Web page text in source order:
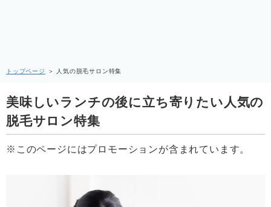
トップページ ＞ 人気の脱毛サロン特集
美味しいランチの後に立ち寄りたい人気の
脱毛サロン特集
※このページにはプロモーションが含まれています。